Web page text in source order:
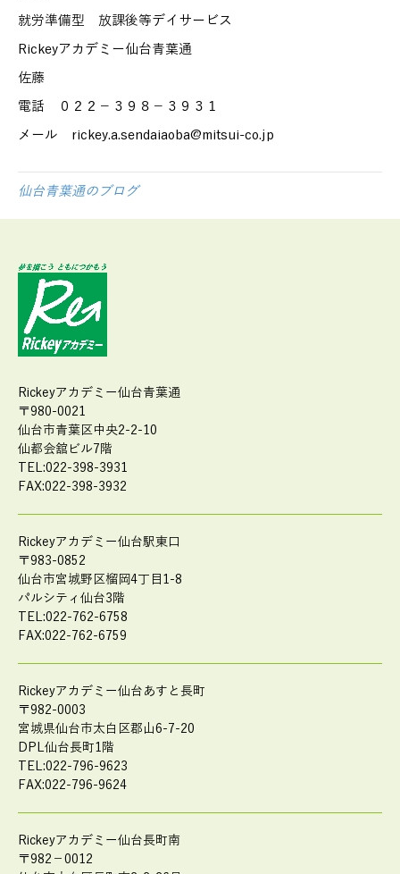
就労準備型 放課後等デイサービス
Rickeyアカデミー仙台青葉通
佐藤
電話 ０２２－３９８－３９３１
メール rickey.a.sendaiaoba@mitsui-co.jp
仙台青葉通のブログ
Rickeyアカデミー仙台青葉通
〒980-0021
仙台市青葉区中央2-2-10
仙都会舘ビル7階
TEL:022-398-3931
FAX:022-398-3932
Rickeyアカデミー仙台駅東口
〒983-0852
仙台市宮城野区榴岡4丁目1-8
パルシティ仙台3階
TEL:022-762-6758
FAX:022-762-6759
Rickeyアカデミー仙台あすと長町
〒982-0003
宮城県仙台市太白区郡山6-7-20
DPL仙台長町1階
TEL:022-796-9623
FAX:022-796-9624
Rickeyアカデミー仙台長町南
〒982－0012